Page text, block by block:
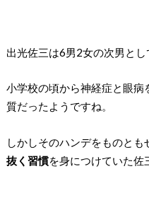
出光佐三は6男2女の次男とし
小学校の頃から神経症と眼
質だったようですね。
しかしそのハンデをものとも
抜く習慣を身につけていた佐